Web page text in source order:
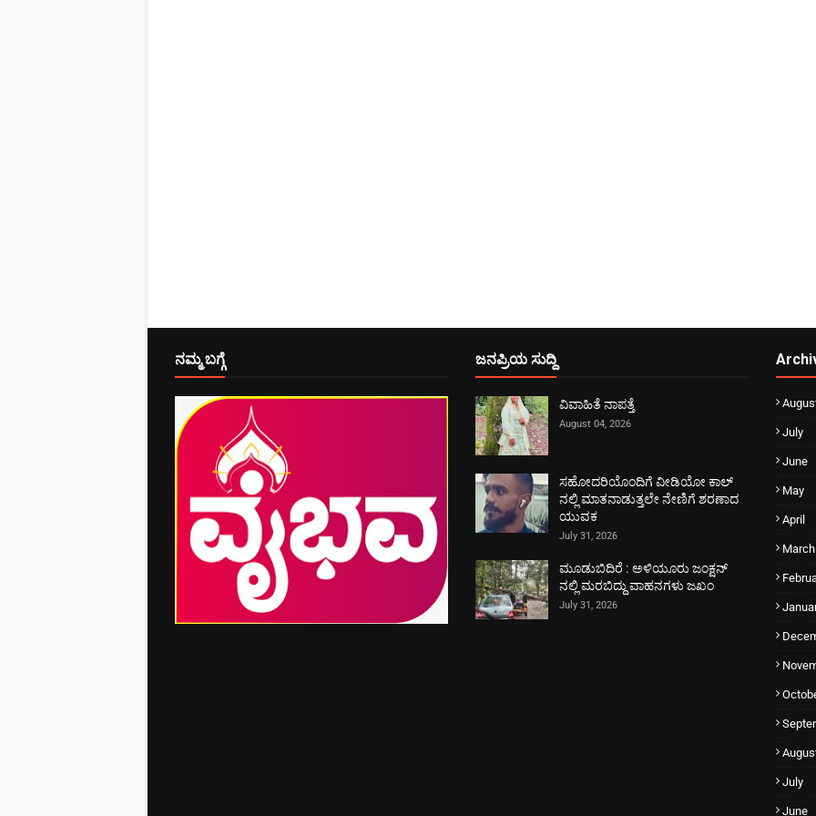
ನಮ್ಮ ಬಗ್ಗೆ ಜನಪ್ರಿಯ ಸುದ್ದಿ
ವಿವಾಹಿತೆ ನಾಪತ್ತೆ
August 04, 2026
ಸಹೋದರಿಯೊಂದಿಗೆ ವೀಡಿಯೋ ಕಾಲ್
ನಲ್ಲಿ ಮಾತನಾಡುತ್ತಲೇ ನೇಣಿಗೆ ಶರಣಾದ
ಯುವಕ
July 31, 2026
ಮೂಡುಬಿದಿರೆ : ಅಳಿಯೂರು ಜಂಕ್ಷನ್
ನಲ್ಲಿ ಮರಬಿದ್ದು ವಾಹನಗಳು ಜಖಂ
July 31, 2026
July
June
May
April
March
July
June